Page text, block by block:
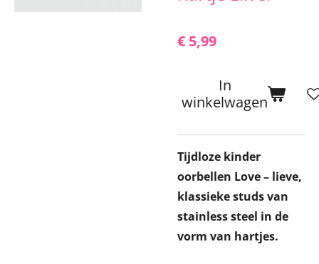
€ 5,99
In
winkelwagen
Tijdloze kinder
oorbellen Love – lieve,
klassieke studs van
stainless steel in de
vorm van hartjes.